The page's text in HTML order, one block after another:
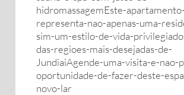
hidromassagemEste-apartamento-
representa-nao-apenas-uma-
sim-um-estilo-de-vida-
das-regioes-mais-desejadas-de-
JundiaiAgende-uma-visita-e-nao-
oportunidade-de-fazer-deste-
novo-lar